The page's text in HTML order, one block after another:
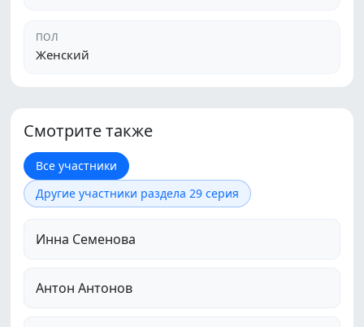
ПОЛ
Женский
Смотрите также
Все участники
Другие участники раздела 29 серия
Инна Семенова
Антон Антонов